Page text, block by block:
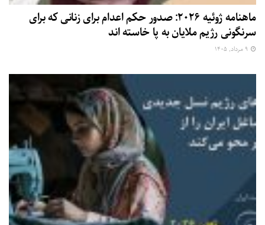
ماهنامه ژوئیه ۲۰۲۶: صدور حکم اعدام برای زنانی که برای
سرنگونی رژیم ملایان به پا خاسته اند